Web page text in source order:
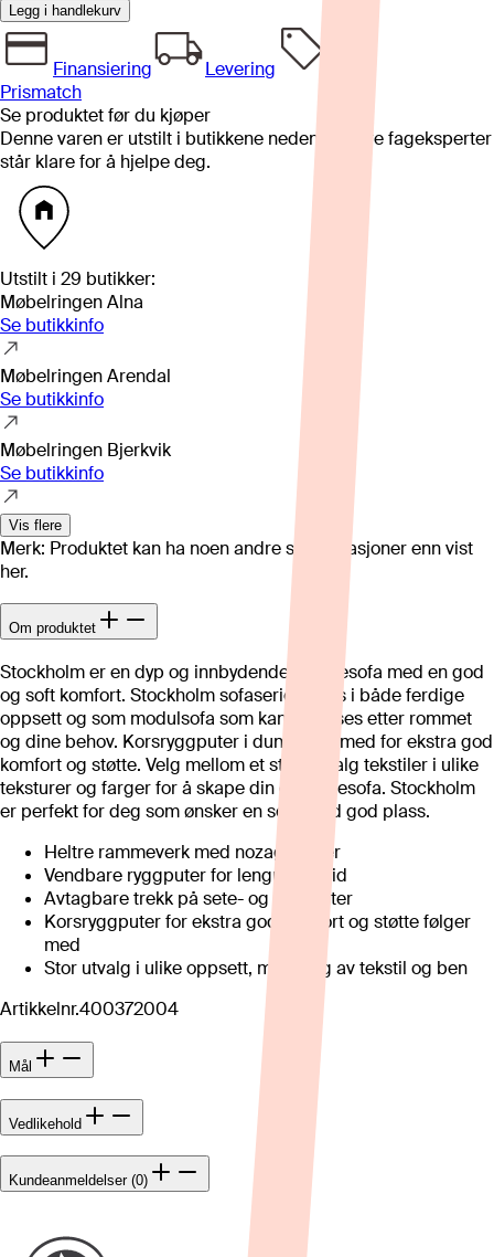
Legg i handlekurv
Finansiering
Levering
Prismatch
Se produktet før du kjøper
Denne varen er utstilt i butikkene nedenfor. Våre fageksperter
står klare for å hjelpe deg.
Utstilt i 29 butikker:
Møbelringen Alna
Se butikkinfo
Møbelringen Arendal
Se butikkinfo
Møbelringen Bjerkvik
Se butikkinfo
Vis flere
Merk: Produktet kan ha noen andre spesifikasjoner enn vist
her.
Om produktet
Stockholm er en dyp og innbydende loungesofa med en god
og soft komfort. Stockholm sofaserie finnes i både ferdige
oppsett og som modulsofa som kan tilpasses etter rommet
og dine behov. Korsryggputer i dun følger med for ekstra god
komfort og støtte. Velg mellom et stort utvalg tekstiler i ulike
teksturer og farger for å skape din drømmesofa. Stockholm
er perfekt for deg som ønsker en sofa med god plass.
Heltre rammeverk med nozag-fjærer
Vendbare ryggputer for lengre levetid
Avtagbare trekk på sete- og ryggputer
Korsryggputer for ekstra god komfort og støtte følger
med
Stor utvalg i ulike oppsett, med valg av tekstil og ben
Artikkelnr.400372004
Mål
Vedlikehold
Kundeanmeldelser (0)